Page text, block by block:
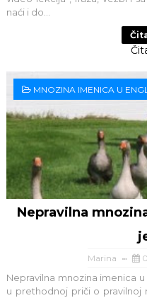
naći i do...
MNOZINA IMENICA U
Nepravilna
Marina
Nepravilna mnozina imenica
u prethodnoj priči o